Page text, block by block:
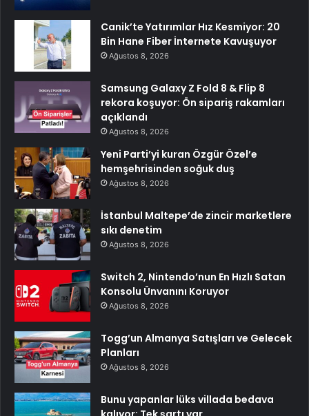
Canik’te Yatırımlar Hız Kesmiyor: 20
Bin Hane Fiber İnternete Kavuşuyor
Ağustos 8, 2026
Samsung Galaxy Z Fold 8 & Flip 8
rekora koşuyor: Ön sipariş rakamları
açıklandı
Ağustos 8, 2026
Yeni Parti’yi kuran Özgür Özel’e
hemşehrisinden soğuk duş
Ağustos 8, 2026
İstanbul Maltepe’de zincir marketlere
sıkı denetim
Ağustos 8, 2026
Switch 2, Nintendo’nun En Hızlı Satan
Konsolu Ünvanını Koruyor
Ağustos 8, 2026
Togg’un Almanya Satışları ve Gelecek
Planları
Ağustos 8, 2026
Bunu yapanlar lüks villada bedava